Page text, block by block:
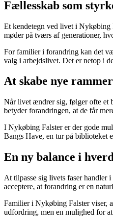
Fællesskab som
Et kendetegn ved livet i Nykøbing
møder på tværs af generationer,
For familier i forandring kan det
valg i arbejdslivet. Det er netop i
At skabe nye rammer
Når livet ændrer sig, følger ofte et
betyder forandringen, at de får
I Nykøbing Falster er der gode
Bangs Have, en tur på biblioteket
En ny balance i
At tilpasse sig livets faser handler
acceptere, at forandring er en
Familier i Nykøbing Falster viser,
udfordring, men en mulighed for